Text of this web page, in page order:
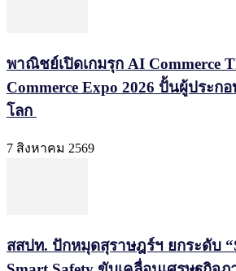
พาณิชย์เปิดเกมรุก AI Commerce
Commerce Expo 2026 ปั้นผู้ประก
โลก
7 สิงหาคม 2569
สสปท. ปักหมุดสุราษฎร์ฯ ยกระดับ